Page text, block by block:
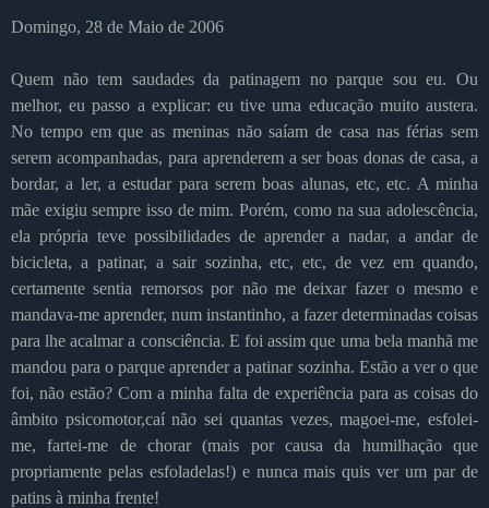
Domingo, 28 de Maio de 2006
Quem não tem saudades da patinagem no parque sou eu. Ou
melhor, eu passo a explicar: eu tive uma educação muito austera.
No tempo em que as meninas não saíam de casa nas férias sem
serem acompanhadas, para aprenderem a ser boas donas de casa, a
bordar, a ler, a estudar para serem boas alunas, etc, etc. A minha
mãe exigiu sempre isso de mim. Porém, como na sua adolescência,
ela própria teve possibilidades de aprender a nadar, a andar de
bicicleta, a patinar, a sair sozinha, etc, etc, de vez em quando,
certamente sentia remorsos por não me deixar fazer o mesmo e
mandava-me aprender, num instantinho, a fazer determinadas coisas
para lhe acalmar a consciência. E foi assim que uma bela manhã me
mandou para o parque aprender a patinar sozinha. Estão a ver o que
foi, não estão? Com a minha falta de experiência para as coisas do
âmbito psicomotor,caí não sei quantas vezes, magoei-me, esfolei-
me, fartei-me de chorar (mais por causa da humilhação que
propriamente pelas esfoladelas!) e nunca mais quis ver um par de
patins à minha frente!